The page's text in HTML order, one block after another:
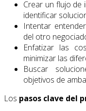
Crear un flujo de
identificar
Intentar
del otro
Enfatizar las
minimizar las
Buscar
objetivos de
Los pasos clave del